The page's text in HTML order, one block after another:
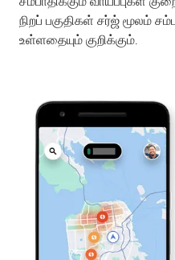
நிறப் பகுதிகள் சர்ஜ் மூலம்
உள்ளதையும் குறிக்கும்.